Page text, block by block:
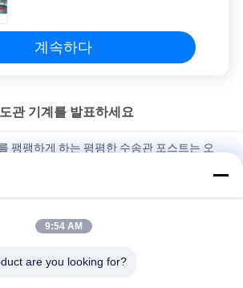
계속하다
관 기계를 발표하세요
팽팽하게 하는 평평한 수송관 포스트는 오
습니다
관을 위한 도관 기계를 팽팽하게 하는 오발
9:54 AM
are you looking for?